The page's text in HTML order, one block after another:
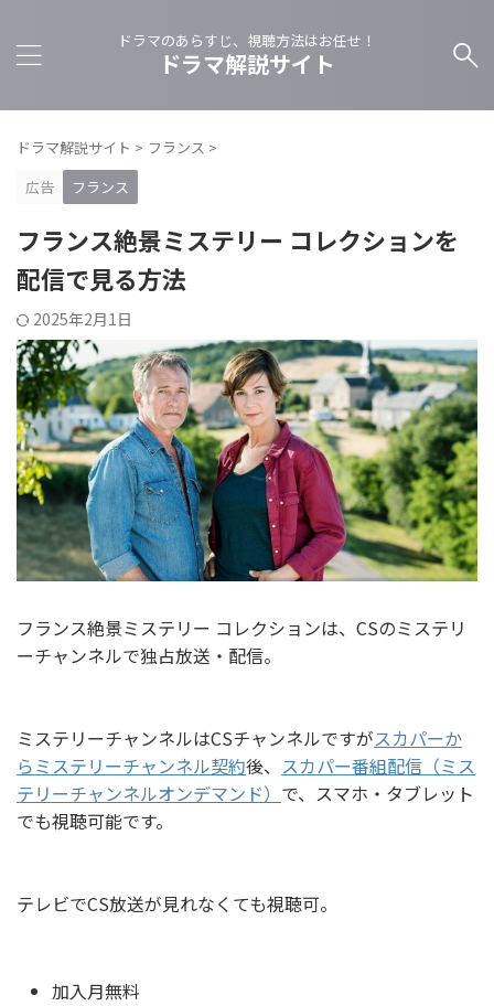
ドラマのあらすじ、視聴方法はお任せ！
ドラマ解説サイト
ドラマ解説サイト > フランス >
広告
フランス
フランス絶景ミステリー コレクションを
配信で見る方法
2025年2月1日
フランス絶景ミステリー コレクションは、CSのミステリ
ーチャンネルで独占放送・配信。
ミステリーチャンネルはCSチャンネルですがスカパーか
らミステリーチャンネル契約後、 スカパー番組配信（ミス
テリーチャンネルオンデマンド） で、スマホ・タブレット
でも視聴可能です。
テレビでCS放送が見れなくても視聴可。
加入月無料